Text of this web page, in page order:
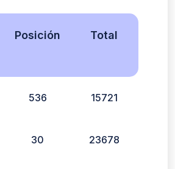
Posición Total
536 15721
30 23678